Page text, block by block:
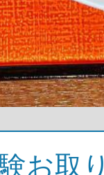
お取り